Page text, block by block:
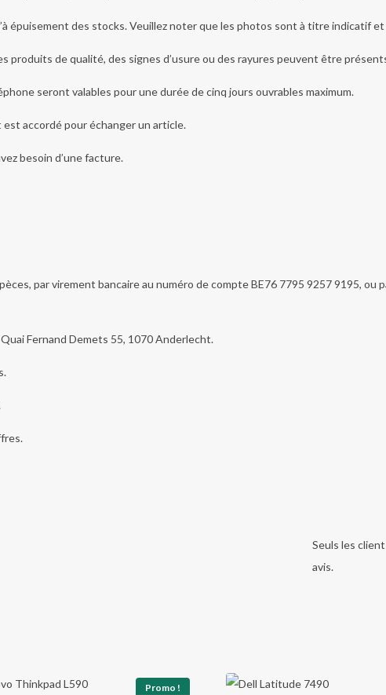
épuisement des stocks. Veuillez noter que les photos sont à titre indicatif
produits de qualité, des signes d’usure ou des rayures peuvent être
seront valables pour une durée de cinq jours ouvrables maximum.
est accordé pour échanger un article.
besoin d’une facture.
par virement bancaire au numéro de compte BE76 7795 9257 9195, ou
Fernand Demets 55, 1070 Anderlecht.
Seuls les
avis.
Promo !